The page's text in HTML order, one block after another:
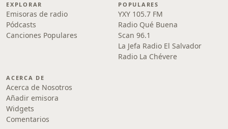
EXPLORAR
Emisoras de radio
Pódcasts
Canciones Populares
POPULARES
YXY 105.7 FM
Radio Qué Buena
Scan 96.1
La Jefa Radio El Salvador
Radio La Chévere
ACERCA DE
Acerca de Nosotros
Añadir emisora
Widgets
Comentarios